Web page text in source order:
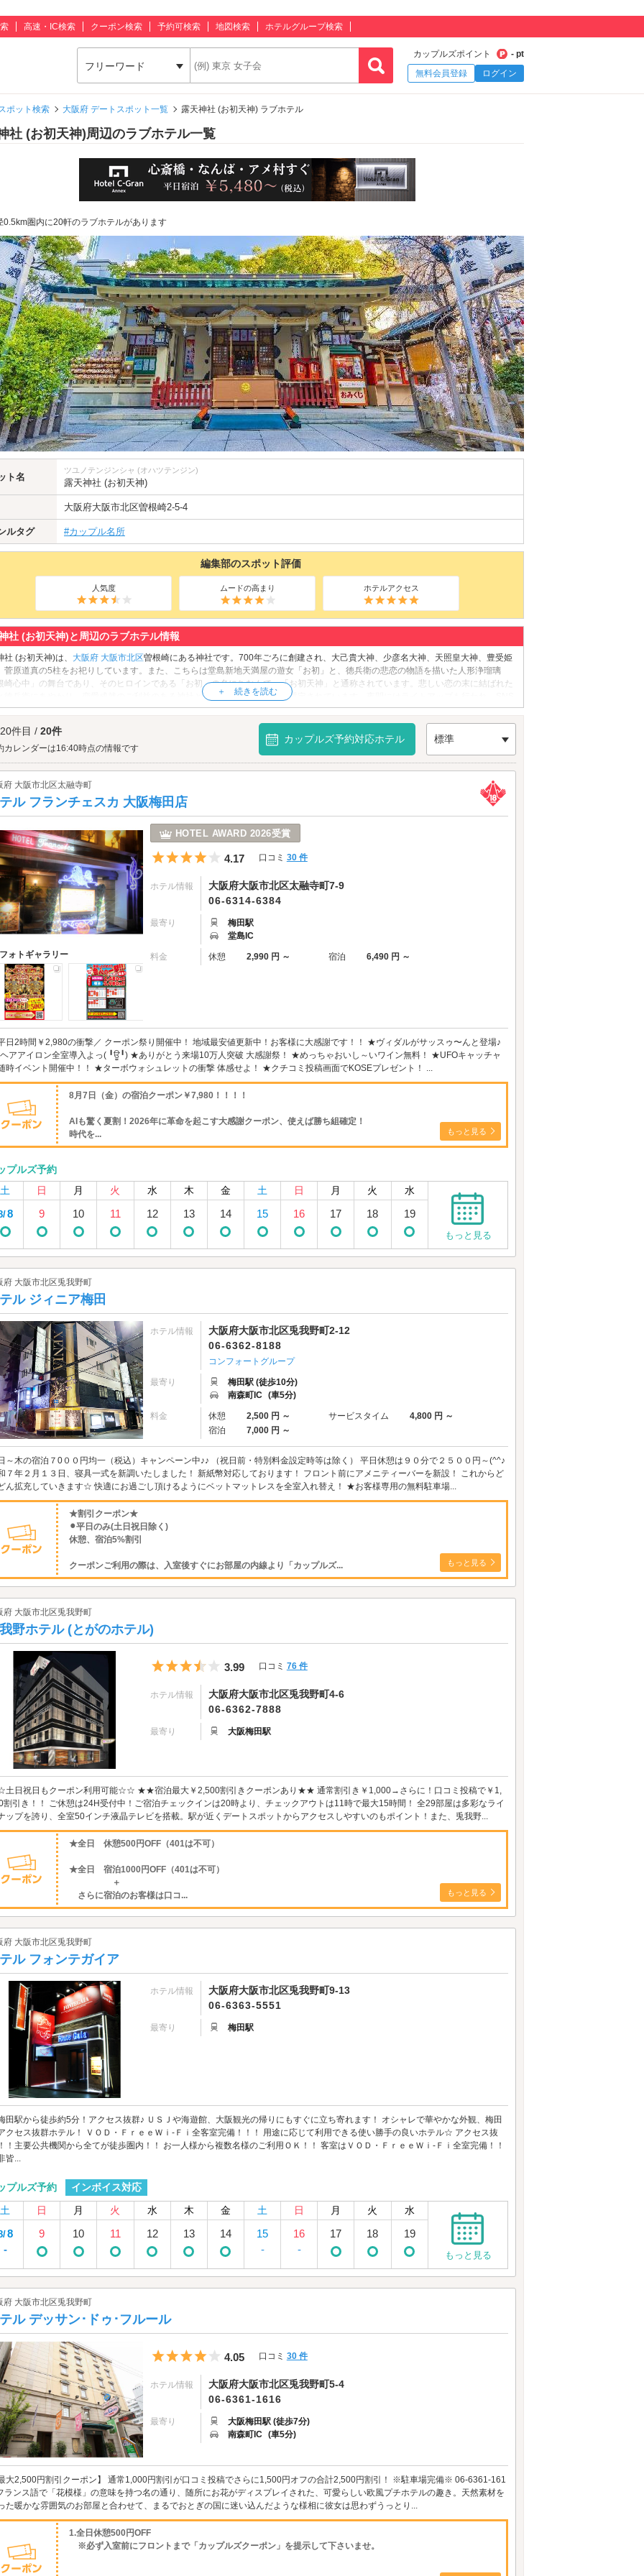
高速・IC検索 クーポン検索 予約可検索 地図検索 ホテルグループ検索
フリーワード
カップルズポイント
- pt
無料会員登録
ログイン
ポット検索 大阪府 デートスポット一覧 露天神社 (お初天神) ラブホテル
社 (お初天神)周辺のラブホテル一覧
0.5km圏内に20軒のラブホテルがあります
ト名
ツユノテンジンシャ (オハツテンジン)
露天神社 (お初天神)
大阪府大阪市北区曽根崎2-5-4
ルタグ #カップル名所
編集部のスポット評価
人気度 ムードの高まり ホテルアクセス
社 (お初天神)と周辺のラブホテル情報
社 (お初天神)は、 大阪府 大阪市北区曽根崎にある神社です。700年ごろに創建され、大己貴大神、少彦名大神、天照皇大神、豊受姫
菅原道真の5柱をお祀りしています。また、こちらは堂島新地天満屋の遊女「お初」と、徳兵衛の悲恋の物語を描いた人形浄瑠璃
崎心中」の舞台であり、そのヒロインである「お初」の名にちなんで、「お初天神」と通称されています。悲しい恋の末に結ばれた
徳兵衛にあやかり、恋愛成就のご利益のある神社とされ、恋人の聖地にも選定されています。夜間にはライトアップも行われ、SNS
バッチリ。参拝の後は、隣接する「お初天神通り商店街」で大阪グルメもお楽しみください。
からもアクセスが便利です。
件目 / 20件
レンダーは16:40時点の情報です
カップルズ予約対応ホテル 標準
府 大阪市北区太融寺町
ル フランチェスカ 大阪梅田店
フォトギャラリー
HOTEL AWARD 2026受賞
5つ星のうち4
4.17 口コミ 30 件
ホテル情報
大阪府大阪市北区太融寺町7-9
06-6314-6384
最寄り
梅田駅
堂島IC
料金 休憩 2,990 円 ～ 宿泊 6,490 円 ～
日2時間￥2,980の衝撃／ クーポン祭り開催中！ 地域最安値更新中！お客様に大感謝です！！ ★ヴィダルがサッスゥ〜んと登場♪
アアイロン全室導入よっ( ╹ਊ╹) ★ありがとう来場10万人突破 大感謝祭！ ★めっちゃおいし～いワイン無料！ ★UFOキャッチャ
時イベント開催中！！ ★ターボウォシュレットの衝撃 体感せよ！ ★クチコミ投稿画面でKOSEプレゼント！ ...
8月7日（金）の宿泊クーポン￥7,980！！！！
AIも驚く夏割！2026年に革命を起こす大感謝クーポン、使えば勝ち組確定！
時代を...
もっと見る
プルズ予約
土
日 月 火 水 木 金 土 日 月 火 水
8 9 10 11 12 13 14 15 16 17 18 19
もっと見る
府 大阪市北区兎我野町
ル ジィニア梅田
ホテル情報
大阪府大阪市北区兎我野町2-12
06-6362-8188
コンフォートグループ
最寄り
梅田駅 (徒歩10分)
南森町IC (車5分)
料金 休憩 2,500 円 ～ サービスタイム
4,800 円 ～
宿泊
7,000 円 ～
～木の宿泊７0００円均一（税込）キャンペーン中♪♪ （祝日前・特別料金設定時等は除く） 平日休憩は９０分で２５００円～(^^♪
７年２月１３日、寝具一式を新調いたしました！ 新紙幣対応しております！ フロント前にアメニティーバーを新設！ これからど
ん拡充していきます☆ 快適にお過ごし頂けるようにベットマットレスを全室入れ替え！ ★お客様専用の無料駐車場...
★割引クーポン★
⚫︎平日のみ(土日祝日除く)
休憩、宿泊5%割引
クーポンご利用の際は、入室後すぐにお部屋の内線より「カップルズ... もっと見る
府 大阪市北区兎我野町
野ホテル (とがのホテル)
5つ星のうち3.5
3.99 口コミ 76 件
ホテル情報
大阪府大阪市北区兎我野町4-6
06-6362-7888
最寄り 大阪梅田駅
日祝日もクーポン利用可能☆☆ ★★宿泊最大￥2,500割引きクーポンあり★★ 通常割引き￥1,000→さらに！口コミ投稿で￥1,
割引き！！ ご休憩は24H受付中！ご宿泊チェックインは20時より、チェックアウトは11時で最大15時間！ 全29部屋は多彩なライ
ップを誇り、全室50インチ液晶テレビを搭載。駅が近くデートスポットからアクセスしやすいのもポイント！また、兎我野...
★全日 休憩500円OFF（401は不可）
★全日 宿泊1000円OFF（401は不可）
＋
さらに宿泊のお客様は口コ...
もっと見る
府 大阪市北区兎我野町
ル フォンテガイア
ホテル情報
大阪府大阪市北区兎我野町9-13
06-6363-5551
最寄り 梅田駅
田駅から徒歩約5分！アクセス抜群♪ ＵＳＪや海遊館、大阪観光の帰りにもすぐに立ち寄れます！ オシャレで華やかな外観、梅田
クセス抜群ホテル！ ＶＯＤ・ＦｒｅｅＷｉ-Ｆｉ全客室完備！！！ 用途に応じて利用できる使い勝手の良いホテル☆ アクセス抜
！主要公共機関から全てが徒歩圏内！！ お一人様から複数名様のご利用ＯＫ！！ 客室はＶＯＤ・ＦｒｅｅＷｉ-Ｆｉ全室完備！！
皆...
プルズ予約
インボイス対応
土
日 月 火 水 木 金 土 日 月 火 水
8
-
9 10 11 12 13 14
15
-
16
-
17 18 19
もっと見る
府 大阪市北区兎我野町
ル デッサン･ドゥ･フルール
5つ星のうち4
4.05 口コミ 30 件
ホテル情報
大阪府大阪市北区兎我野町5-4
06-6361-1616
最寄り
大阪梅田駅 (徒歩7分)
南森町IC (車5分)
最大2,500円割引クーポン】 通常1,000円割引が口コミ投稿でさらに1,500円オフの合計2,500円割引！ ※駐車場完備※ 06-6361-161
ランス語で「花模様」の意味を持つ名の通り、随所にお花がディスプレイされた、可愛らしい欧風プチホテルの趣き。天然素材を
た暖かな雰囲気のお部屋と合わせて、まるでおとぎの国に迷い込んだような様相に彼女は思わずうっとり...
1.全日休憩500円OFF
※必ず入室前にフロントまで「カップルズクーポン」を提示して下さいませ。